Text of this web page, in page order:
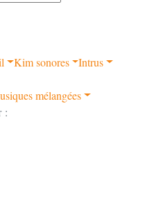
Kim sonores Intrus
mélangées
: